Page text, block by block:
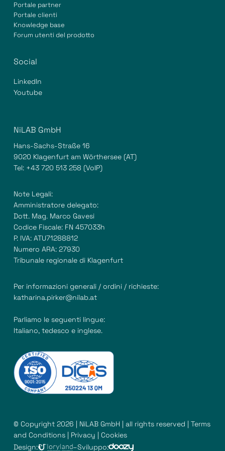
Portale partner
Portale clienti
Knowledge base
Forum utenti del prodotto
Social
LinkedIn
Youtube
NiLAB GmbH
Hans-Sachs-Straße 16
9020 Klagenfurt am Wörthersee (AT)
Tel: +43 720 513 258 (VoIP)
Note Legali:
Amministratore delegato:
Dott. Mag. Marco Gavesi
Codice Fiscale: FN 457033h
P. IVA: ATU71288812
Numero ARA: 27930
Tribunale regionale di Klagenfurt
Per informazioni generali / ordini / richieste:
katharina.pirker@nilab.at
Parliamo le seguenti lingue:
Italiano, tedesco e inglese.
© Copyright 2026 | NiLAB GmbH | all rights reserved | Terms
and Conditions| Privacy | Cookies
Design:
–Sviluppo: